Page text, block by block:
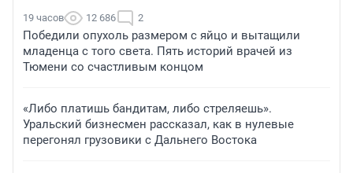
19 часов 12 686 2
Победили опухоль размером с яйцо и вытащили
младенца с того света. Пять историй врачей из
Тюмени со счастливым концом
«Либо платишь бандитам, либо стреляешь».
Уральский бизнесмен рассказал, как в нулевые
перегонял грузовики с Дальнего Востока